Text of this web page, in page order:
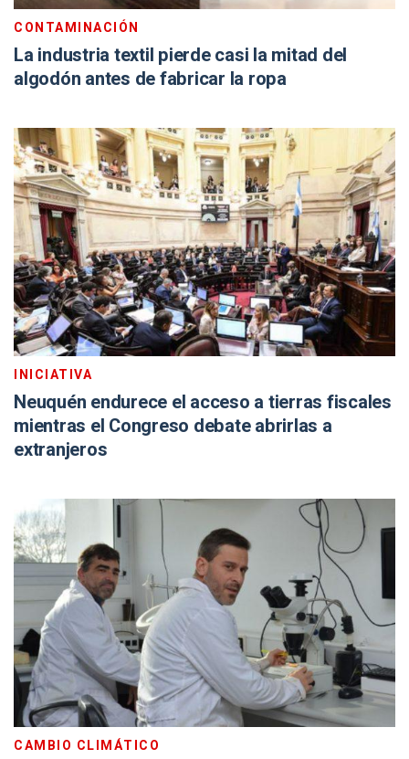
CONTAMINACIÓN
La industria textil pierde casi la mitad del
algodón antes de fabricar la ropa
INICIATIVA
Neuquén endurece el acceso a tierras fiscales
mientras el Congreso debate abrirlas a
extranjeros
CAMBIO CLIMÁTICO